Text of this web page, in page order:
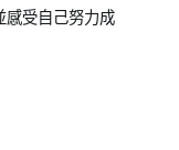
感受自己努力成